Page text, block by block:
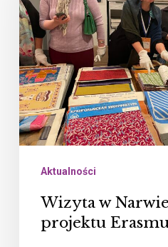
w
ramach
projektu
Erasmus+
Patterns
Aktualności
Wizyta w
projektu